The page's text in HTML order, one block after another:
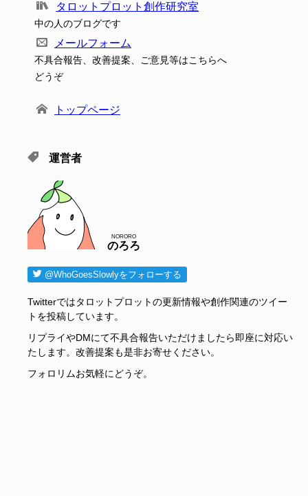
タロットプロット創作研究室
中の人のブログです
メールフォーム
不具合報告、改善提案、ご意見等はこちらへ
どうぞ
トップページ
運営者
のろろ
NORORO
@WhoGoesSlowlyをフォローする
Twitterではタロットプロットの更新情報や創作関連のツイー
トを投稿しています。
リプライやDMにて不具合報告いただけましたら即座に対応い
たします。改善提案も是非お寄せください。
フォロリムお気軽にどうぞ。